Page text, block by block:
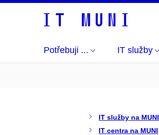
Potřebuji ... IT služby
IT služby na MUNI
IT centra na MUNI